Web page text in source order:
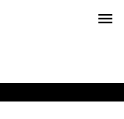
menu